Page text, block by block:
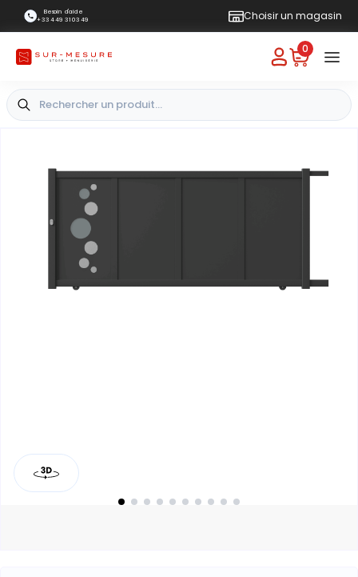
Besoin d'aide
+33 4 49 31 03 49
Choisir un magasin
0